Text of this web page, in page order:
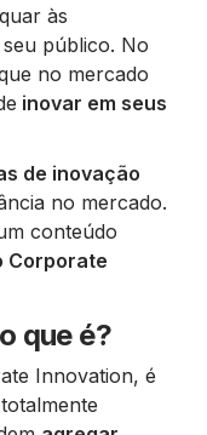
às
público. No
no mercado
inovar em seus
de inovação
no mercado.
conteúdo
Corporate
que é?
Innovation, é